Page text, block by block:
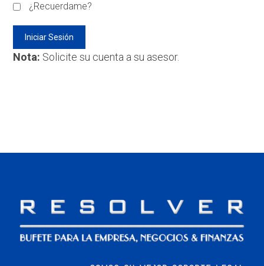
¿Recuerdame?
Nota: Solicite su cuenta a su asesor.